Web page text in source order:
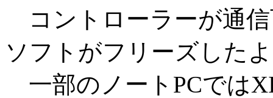
コントローラーが通
ソフトがフリーズした
一部のノートPCでは